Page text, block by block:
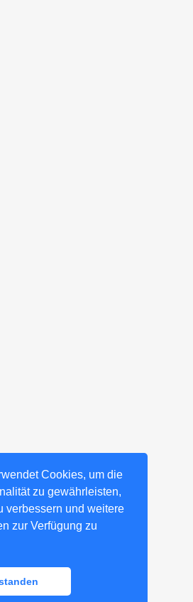
Cookies, um die
zu gewährleisten,
verbessern und weitere
zur Verfügung zu